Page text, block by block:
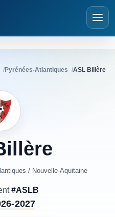
Pyrénées-Atlantiques ASL Billère
/ Nouvelle-Aquitaine
#ASLB
2027